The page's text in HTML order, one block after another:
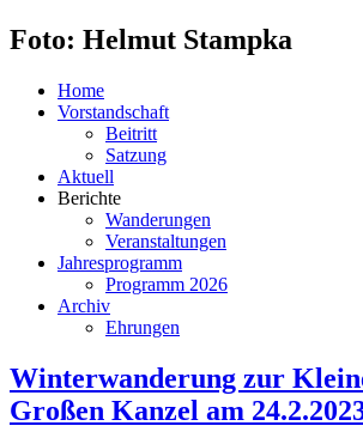
Foto: Helmut Stampka
Home
Vorstandschaft
Beitritt
Satzung
Aktuell
Berichte
Wanderungen
Veranstaltungen
Jahresprogramm
Programm 2026
Archiv
Ehrungen
Winterwanderung zur
Großen Kanzel am